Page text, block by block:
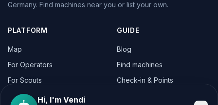
Germany. Find machines near you or list your own.
PLATFORM
Map
For Operators
For Scouts
GUIDE
Blog
Find machines
Check-in & Points
Hi, I'm Vendi